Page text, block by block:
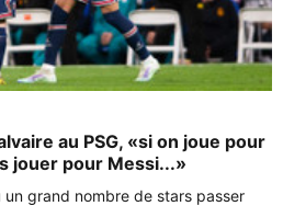
au PSG, «si on joue pour
jouer pour Messi...»
un grand nombre de stars passer